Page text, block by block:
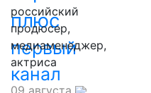
плюс
первый
канал
российский
продюсер,
медиаменеджер,
актриса
09 августа